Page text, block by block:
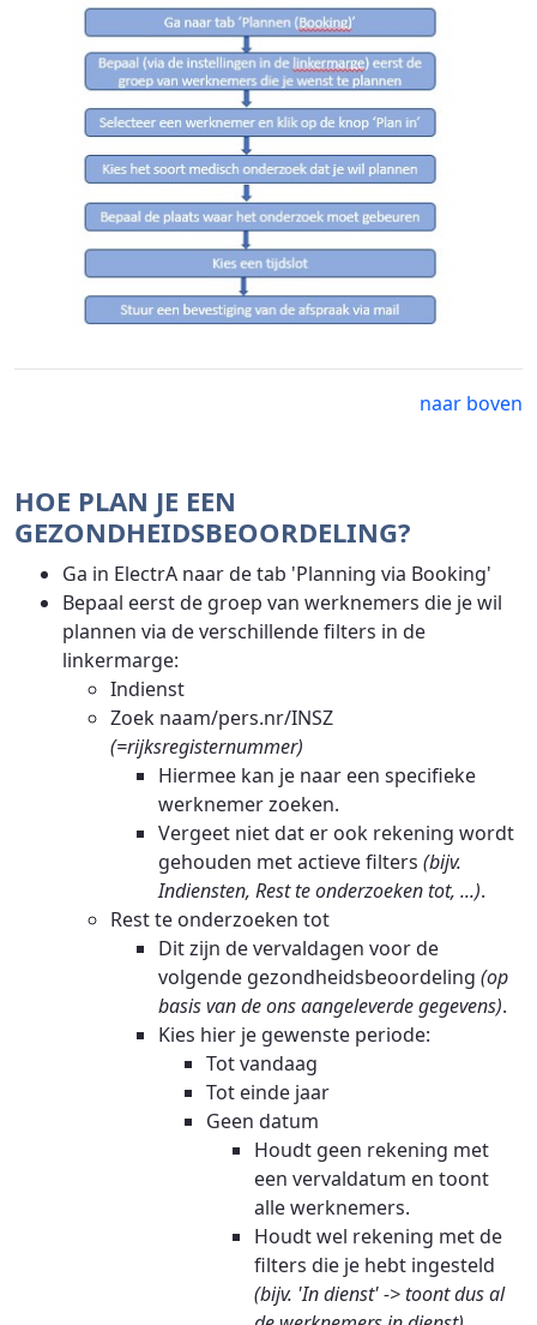
naar boven
HOE PLAN JE EEN
GEZONDHEIDSBEOORDELING?
Ga in ElectrA naar de tab 'Planning via Booking'
Bepaal eerst de groep van werknemers die je wil
plannen via de verschillende filters in de
linkermarge:
Indienst
Zoek naam/pers.nr/INSZ
(=rijksregisternummer)
Hiermee kan je naar een specifieke
werknemer zoeken.
Vergeet niet dat er ook rekening wordt
gehouden met actieve filters (bijv.
Indiensten, Rest te onderzoeken tot, ...).
Rest te onderzoeken tot
Dit zijn de vervaldagen voor de
volgende gezondheidsbeoordeling (op
basis van de ons aangeleverde gegevens).
Kies hier je gewenste periode:
Tot vandaag
Tot einde jaar
Geen datum
Houdt geen rekening met
een vervaldatum en toont
alle werknemers.
Houdt wel rekening met de
filters die je hebt ingesteld
(bijv. 'In dienst' -> toont dus al